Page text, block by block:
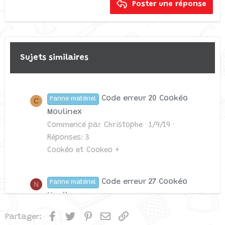
22
Times New Roman
Verdana
Poster une réponse
Sujets similaires
C Panne matériel
Code erreur 20 Cookéo
Moulinex
Commencé par Christophe
1/9/19
Réponses: 3
Cookéo et Cookeo +
N Panne matériel
Code erreur 27 Cookéo
Moulinex
Réponses: 2
Partager: FacebookTwitterPinterest
Email